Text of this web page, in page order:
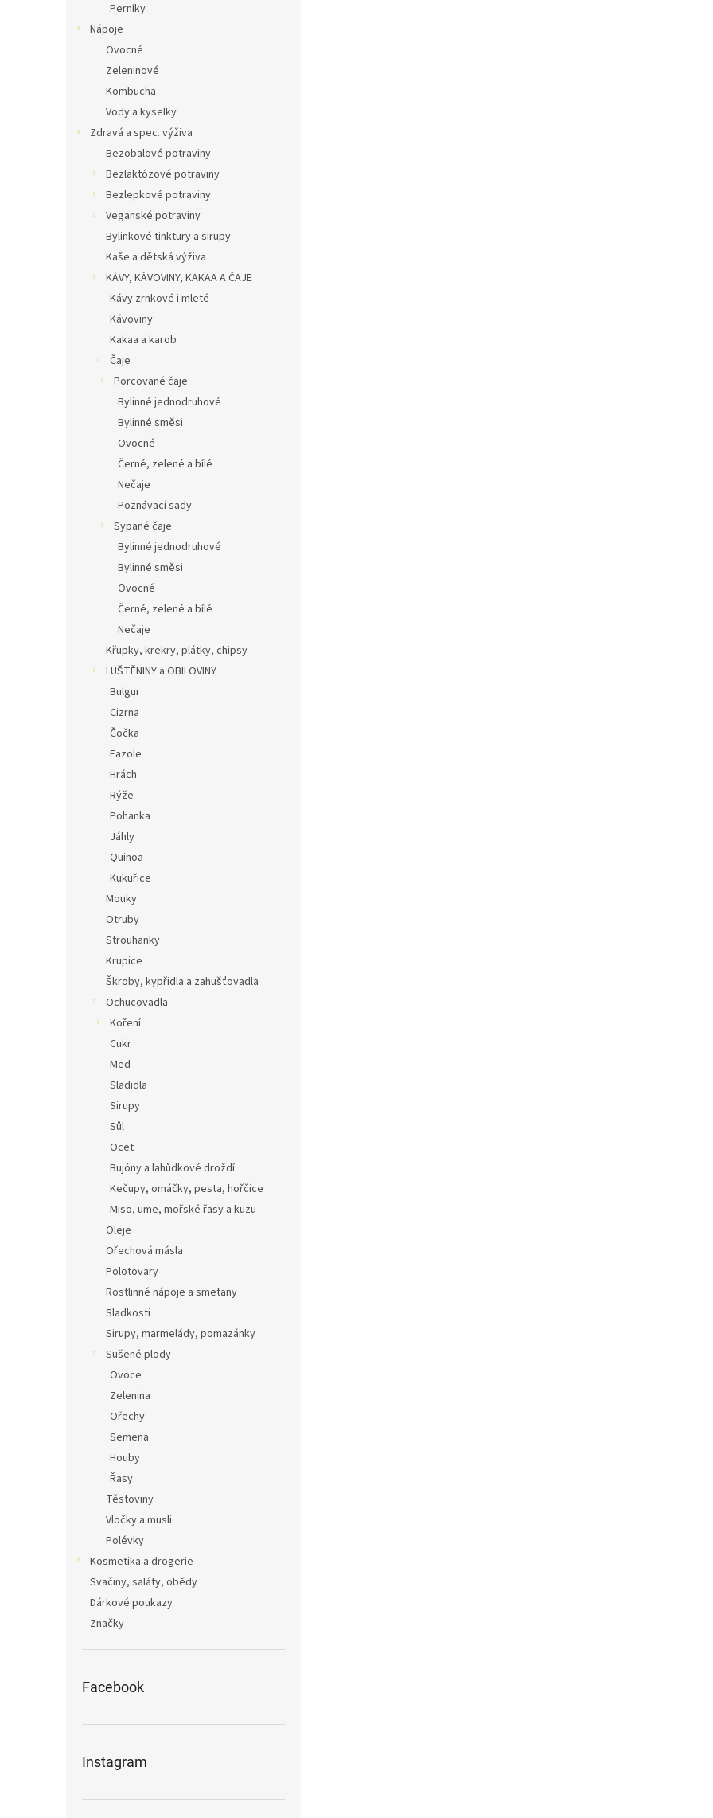
Perníky
Nápoje
Ovocné
Zeleninové
Kombucha
Vody a kyselky
Zdravá a spec. výživa
Bezobalové potraviny
Bezlaktózové potraviny
Bezlepkové potraviny
Veganské potraviny
Bylinkové tinktury a sirupy
Kaše a dětská výživa
KÁVY, KÁVOVINY, KAKAA A ČAJE
Kávy zrnkové i mleté
Kávoviny
Kakaa a karob
Čaje
Porcované čaje
Bylinné jednodruhové
Bylinné směsi
Ovocné
Černé, zelené a bílé
Nečaje
Poznávací sady
Sypané čaje
Bylinné jednodruhové
Bylinné směsi
Ovocné
Černé, zelené a bílé
Nečaje
Křupky, krekry, plátky, chipsy
LUŠTĚNINY a OBILOVINY
Bulgur
Cizrna
Čočka
Fazole
Hrách
Rýže
Pohanka
Jáhly
Quinoa
Kukuřice
Mouky
Otruby
Strouhanky
Krupice
Škroby, kypřidla a zahušťovadla
Ochucovadla
Koření
Cukr
Med
Sladidla
Sirupy
Sůl
Ocet
Bujóny a lahůdkové droždí
Kečupy, omáčky, pesta, hořčice
Miso, ume, mořské řasy a kuzu
Oleje
Ořechová másla
Polotovary
Rostlinné nápoje a smetany
Sladkosti
Sirupy, marmelády, pomazánky
Sušené plody
Ovoce
Zelenina
Ořechy
Semena
Houby
Řasy
Těstoviny
Vločky a musli
Polévky
Kosmetika a drogerie
Svačiny, saláty, obědy
Dárkové poukazy
Značky
Facebook
Instagram